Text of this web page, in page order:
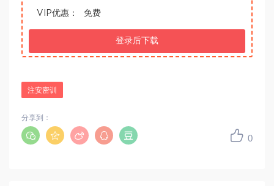
VIP优惠： 免费
登录后下载
注安密训
0
分享到：